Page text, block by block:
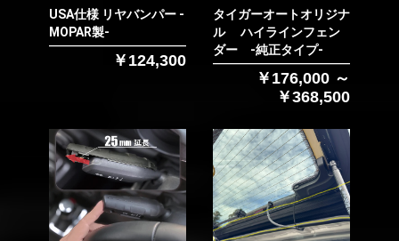
USA仕様 リヤバンパー -
MOPAR製-
￥124,300
タイガーオートオリジナ
ル ハイラインフェン
ダー -純正タイプ-
￥176,000 ～
￥368,500